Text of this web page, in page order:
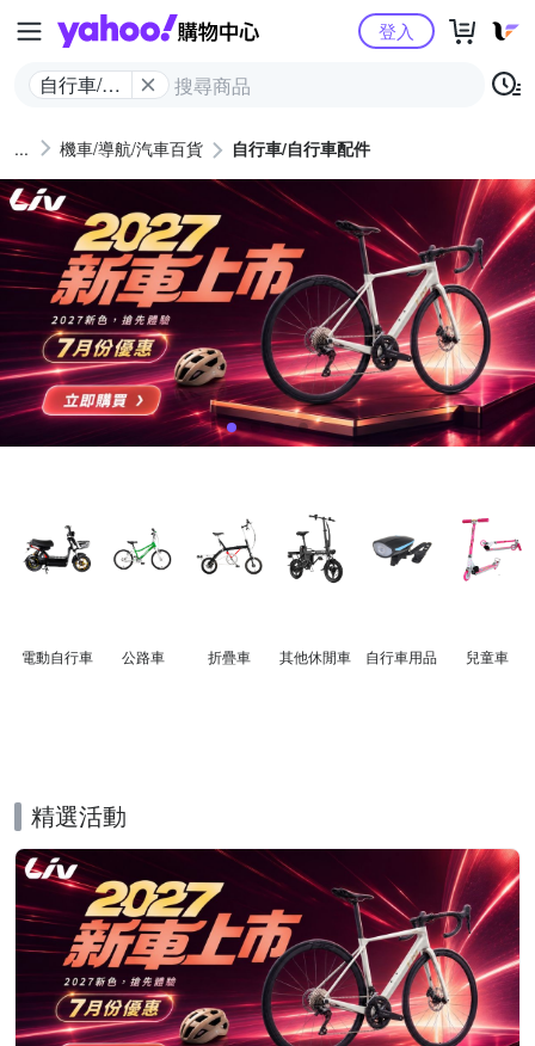
Yahoo購物中心
自行車/自
登入
機車/導航/汽車百貨 自行車/自行車配件
電動自行車 公路車 折疊車 其他休閒車 自行車用品 兒童車
精選活動